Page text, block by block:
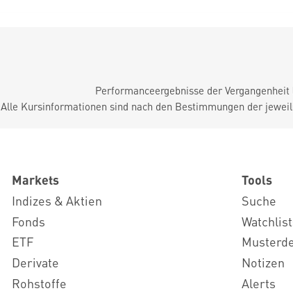
Performanceergebnisse der
Alle Kursinformationen sind nach den Bestimmungen der
Markets
Indizes & Aktien
Fonds
ETF
Derivate
Rohstoffe
Tools
Suche
Notizen
Alerts